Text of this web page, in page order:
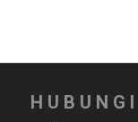
HUBUNGI